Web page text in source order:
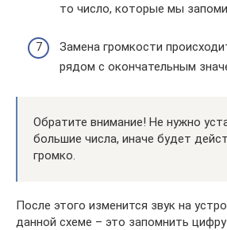
то число, которые мы
Замена громкости
рядом с окончательным
Обратите внимание! Не нужно
большие числа, иначе будет
громко.
После этого изменится звук на
данной схеме – это запомнить